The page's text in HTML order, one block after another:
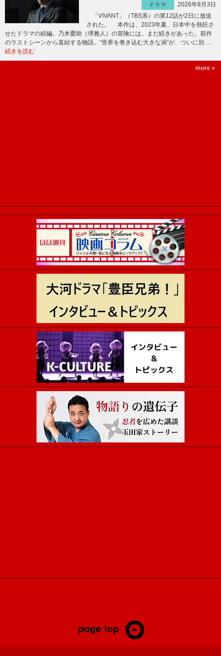
ドラマ
2026年8月3日
「VIVANT」（TBS系）の第12話が2日に放送
された。 本作は、2023年夏、日本中を熱狂さ
せたドラマの続編。乃木憂助（堺雅人）の冒険には、まだ続きがあった。前作
のラストシーンから直結する物語。“世界を巻き込む大きな渦”が、ついに別 …
続きを読む
more »